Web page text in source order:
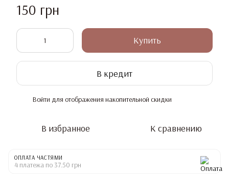
150 грн
Купить
В кредит
Войти для отображения накопительной скидки
В избранное К сравнению
ОПЛАТА ЧАСТЯМИ
4 платежа по 37.50 грн